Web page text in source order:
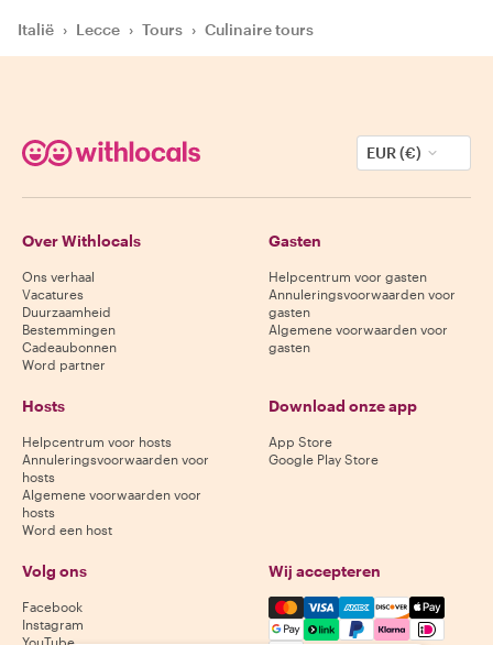
Italië › Lecce › Tours › Culinaire tours
EUR (€)
Over Withlocals
Ons verhaal
Vacatures
Duurzaamheid
Bestemmingen
Cadeaubonnen
Word partner
Gasten
Helpcentrum voor gasten
Annuleringsvoorwaarden voor
gasten
Algemene voorwaarden voor
gasten
Hosts
Helpcentrum voor hosts
Annuleringsvoorwaarden voor
hosts
Algemene voorwaarden voor
hosts
Word een host
Download onze app
App Store
Google Play Store
Volg ons
Facebook
Instagram
YouTube
Wij accepteren
Mastercard, Visa, Amex,